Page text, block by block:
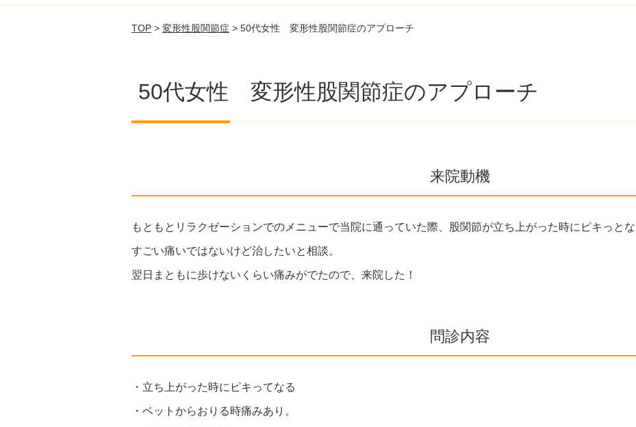
TOP > 変形性股関節症 > 50代女性 変形性股関節症のアプローチ
50代女性 変形性股関節症のアプローチ
来院動機
もともとリラクゼーションでのメニューで当院に通っていた際、股関節が立ち上がった時にピキっと
すごい痛いではないけど治したいと相談。
翌日まともに歩けないくらい痛みがでたので、来院した！
問診内容
・立ち上がった時にピキってなる
・ベットからおりる時痛みあり。